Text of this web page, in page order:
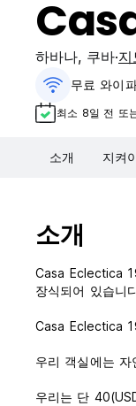
하바나, 쿠바 지
무료 와이
최소 8일 전 또
소개 지켜
소개
Casa Eclectica
장식되어 있습니
Casa Eclectica
우리 객실에는
우리는 단